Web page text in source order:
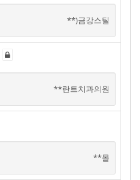
**)금강스틸
**란트치과의원
**몰